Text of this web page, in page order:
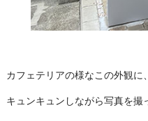
カフェテリアの様なこの外観に、
キュンキュンしながら写真を撮